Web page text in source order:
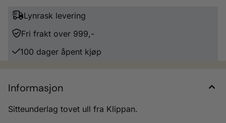
Lynrask levering
Fri frakt over 999,-
100 dager åpent kjøp
Informasjon
Sitteunderlag tovet ull fra Klippan.